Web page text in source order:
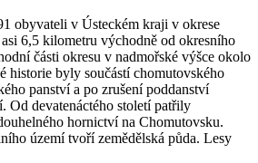
obyvateli v Ústeckém kraji v okrese
6,5 kilometru východně od okresního
části okresu v nadmořské výšce okolo
historie byly součástí chomutovského
panství a po zrušení poddanství
Od devatenáctého století patřily
hornictví na Chomutovsku.
území tvoří zemědělská půda. Lesy